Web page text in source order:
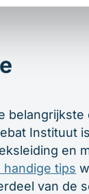
Instituut
en
handige tips
van de